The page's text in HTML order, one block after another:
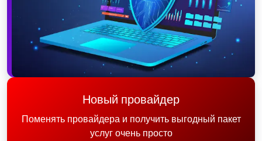
Новый провайдер
Поменять провайдера и получить выгодный пакет
услуг очень просто